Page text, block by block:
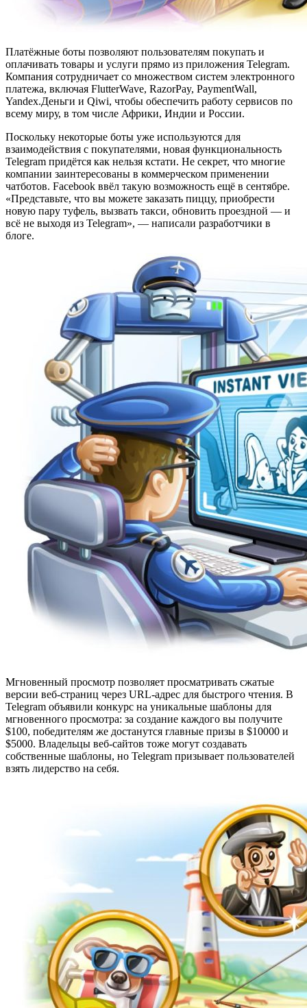
Платёжные боты позволяют пользователям покупать и
оплачивать товары и услуги прямо из приложения Telegram.
Компания сотрудничает со множеством систем электронного
платежа, включая FlutterWave, RazorPay, PaymentWall,
Yandex.Деньги и Qiwi, чтобы обеспечить работу сервисов по
всему миру, в том числе Африки, Индии и России.
Поскольку некоторые боты уже используются для
взаимодействия с покупателями, новая функциональность
Telegram придётся как нельзя кстати. Не секрет, что многие
компании заинтересованы в коммерческом применении
чатботов. Facebook ввёл такую возможность ещё в сентябре.
«Представьте, что вы можете заказать пиццу, приобрести
новую пару туфель, вызвать такси, обновить проездной — и
всё не выходя из Telegram», — написали разработчики в
блоге.
Мгновенный просмотр позволяет просматривать сжатые
версии веб-страниц через URL-адрес для быстрого чтения. В
Telegram объявили конкурс на уникальные шаблоны для
мгновенного просмотра: за создание каждого вы получите
$100, победителям же достанутся главные призы в $10000 и
$5000. Владельцы веб-сайтов тоже могут создавать
собственные шаблоны, но Telegram призывает пользователей
взять лидерство на себя.